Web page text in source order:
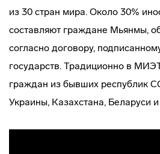
из 30 стран мира. Около 30%
составляют граждане Мьянмы,
согласно договору,
государств. Традиционно в
граждан из бывших республик
Украины, Казахстана, Беларуси и